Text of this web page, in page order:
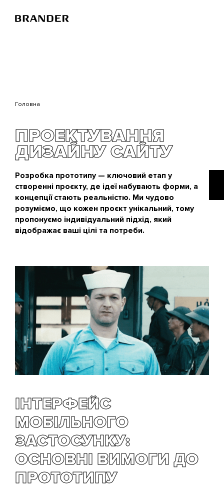
Головна
ПРОЕКТУВАННЯ
ДИЗАЙНУ САЙТУ
Розробка прототипу — ключовий етап у
створенні проєкту, де ідеї набувають форми, а
концепції стають реальністю. Ми чудово
розуміємо, що кожен проєкт унікальний, тому
пропонуємо індивідуальний підхід, який
відображає ваші цілі та потреби.
ІНТЕРФЕЙС
МОБІЛЬНОГО
ЗАСТОСУНКУ:
ОСНОВНІ ВИМОГИ ДО
ПРОТОТИПУ